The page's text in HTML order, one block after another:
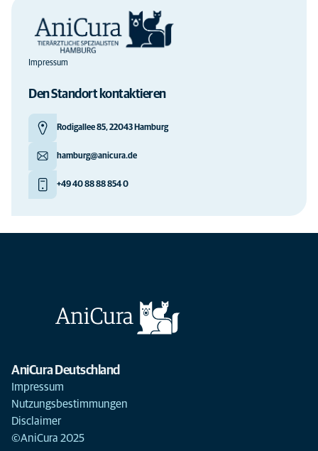
Impressum
Den Standort kontaktieren
Rodigallee 85, 22043 Hamburg
hamburg@anicura.de
+49 40 88 88 854 0
AniCura Deutschland
Impressum
Nutzungsbestimmungen
Disclaimer
©AniCura 2025